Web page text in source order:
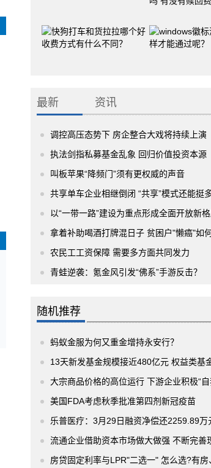
最新 资讯
调控高压态势下 房企整合大戏将持续上演
执法剑指私募基金乱象 回归价值投资本源
叫板苹果“降频门”须有更权威的声音
共享单车企业相继倒闭 “共享”模式还能挺
以“一带一路”建设为重点形成全面开放新
拿着补助喝酒打牌混日子 贫困户"懒癌"如
农民工工资保障 需要多方面共同发力
青蛙逆袭：氪金风引发“佛系”手游反击？
随机推荐
蚂蚁金服为何又重金增持永安行？
13天新发基金规模接近480亿元 权益类基
大宗商品价格的高位运行 下游企业积极“自
美国FDA考虑秋季批准第四剂新冠疫苗
乐普医疗：3月29日融资净偿还2259.89万元 融券
流通企业借助资本市场做大做强 不断完善现代
房贷固定利率与LPR"二选一" 怎么选?有房、没